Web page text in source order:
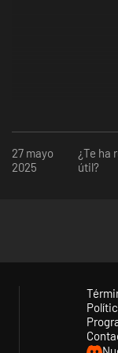
con nuevos edificios
27 mayo
2025
¿Te ha
útil?